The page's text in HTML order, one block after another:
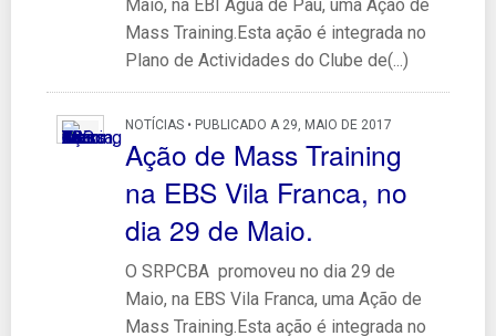
Maio, na EBI Água de Pau, uma Ação de
Mass Training.Esta ação é integrada no
Plano de Actividades do Clube de(...)
NOTÍCIAS • PUBLICADO A 29, MAIO DE 2017
Ação de Mass Training
na EBS Vila Franca, no
dia 29 de Maio.
O SRPCBA promoveu no dia 29 de
Maio, na EBS Vila Franca, uma Ação de
Mass Training.Esta ação é integrada no